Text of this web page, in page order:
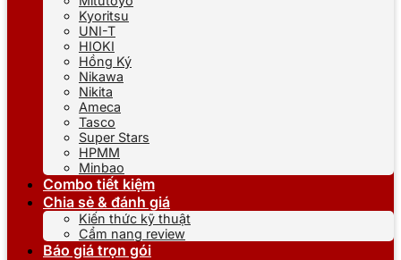
Kyoritsu
UNI-T
HIOKI
Hồng Ký
Nikawa
Nikita
Ameca
Tasco
Super Stars
HPMM
Minbao
Combo tiết kiệm
Chia sẻ & đánh giá
Kiến thức kỹ thuật
Cẩm nang review
Báo giá trọn gói